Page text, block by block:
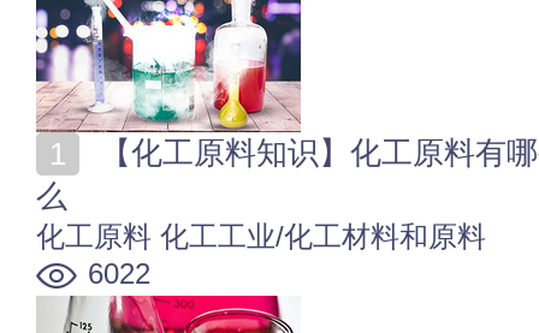
么
化工原料 化工工业/化工材料和原料
6022